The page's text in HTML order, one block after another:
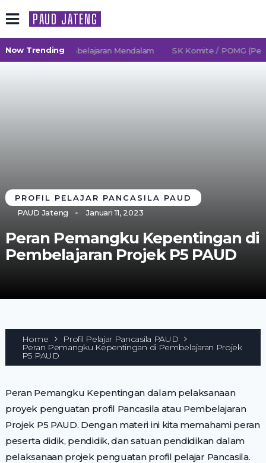
PAUD JATENG
Now Trending
2027 TK Pembelajaran Mendalam SK Komite / POMG
PROFIL PELAJAR PANCASILA PAUD
PAUD Jateng
Januari 11, 2023
Peran Pemangku Kepentingan di
Pembelajaran Projek P5 PAUD
Home Profil Pelajar Pancasila PAUD
Peran Pemangku Kepentingan di Pembelajaran Projek
P5 PAUD
Peran Pemangku Kepentingan dalam pelaksanaan
proyek penguatan profil Pancasila atau Pembelajaran
Projek P5 PAUD. Dengan materi ini kita memahami peran
peserta didik, pendidik, dan satuan pendidikan dalam
pelaksanaan projek penguatan profil pelajar Pancasila.